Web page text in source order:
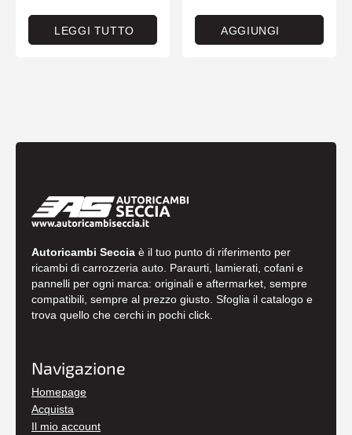
LEGGI TUTTO AGGIUNGI
Autoricambi Seccia è il tuo punto di riferimento per
ricambi di carrozzeria auto. Paraurti, lamierati, cofani e
pannelli per ogni marca: originali e aftermarket, sempre
compatibili, sempre al prezzo giusto. Sfoglia il catalogo e
trova quello che cerchi in pochi click.
Navigazione
Homepage
Acquista
Il mio account